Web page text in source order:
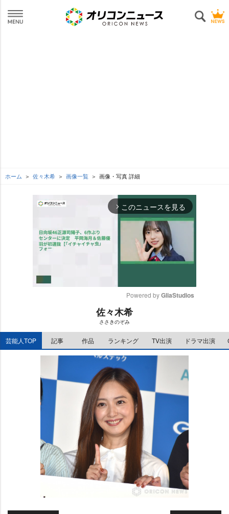
ホーム 佐々木希 画像一覧 画像・写真 詳細
arrow_forward_ios このニュースを見る
e
Powered by GliaStudios
佐々木希
ささきのぞみ
芸能人TOP 記事 作品 ランキング TV出演 ドラマ出演